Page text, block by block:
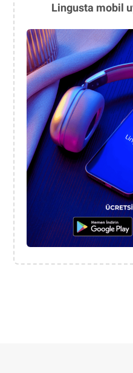
Lingusta mobil